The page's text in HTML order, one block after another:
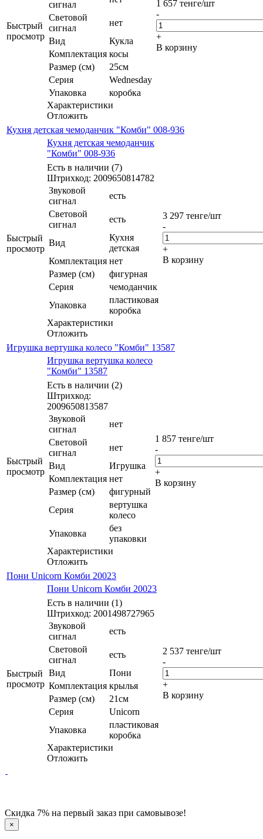
Быстрый
просмотр
сигнал
Световой
сигнал
нет
Вид
Кукла
Комплектация косы
Размер (см)
25см
Серия
Wednesday
Упаковка
коробка
Характеристики
Отложить
1 657 тенге/шт
-
+
В корзину
Кухня детская чемоданчик "Комби" 008-936
Быстрый
просмотр
Кухня детская чемоданчик
"Комби" 008-936
Есть в наличии (7)
Штрихкод: 2009650814782
Звуковой
сигнал
есть
Световой
сигнал
есть
Вид
Кухня
детская
Комплектация нет
Размер (см)
фигурная
Серия
чемоданчик
Упаковка
пластиковая
коробка
Характеристики
Отложить
3 297 тенге/шт
-
+
В корзину
Игрушка вертушка колесо "Комби" 13587
Быстрый
просмотр
Игрушка вертушка колесо
"Комби" 13587
Есть в наличии (2)
Штрихкод:
2009650813587
Звуковой
сигнал
нет
Световой
сигнал
нет
Вид
Игрушка
Комплектация нет
Размер (см)
фигурный
Серия
вертушка
колесо
Упаковка
без
упаковки
Характеристики
Отложить
1 857 тенге/шт
-
+
В корзину
Пони Unicorn Комби 20023
Быстрый
просмотр
Пони Unicorn Комби 20023
Есть в наличии (1)
Штрихкод: 2001498727965
Звуковой
сигнал
есть
Световой
сигнал
есть
Вид
Пони
Комплектация крылья
Размер (см)
21см
Серия
Unicorn
Упаковка
пластиковая
коробка
Характеристики
Отложить
2 537 тенге/шт
-
+
В корзину
Скидка 7% на первый заказ при самовывозе!
×